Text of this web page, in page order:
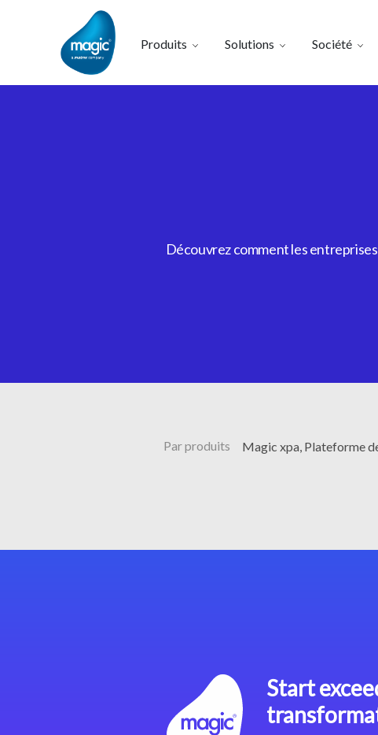
Produits Solutions Société
Découvrez comment les
Par produits Magic xpa, Plateforme
Start